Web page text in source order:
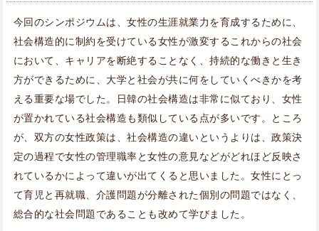
今回のシンポジウムは、女性の生涯就業力を育成するために、
社会構造的に制約を受けている女性が激変するこれからの社会
において、キャリアを断絶することなく、持続的な働きと生き
方ができるために、大学と社会が共に何をしていくべきかを考
える重要な場でした。日韓の社会構造は非常に似ており、女性
が置かれている社会構造も類似している点が多いです。ところ
が、双方の女性政策は、社会構造の違いというよりは、政策決
定の過程で女性の管理職率と女性の意見などがどれほど反映さ
れているかによって違いが出てくると思いました。女性にとっ
て育児と再就職、介護問題が分離された個別の問題ではなく、
総合的な社会問題であることも改めて学びました。